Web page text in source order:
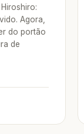
Agora,
do portão
de